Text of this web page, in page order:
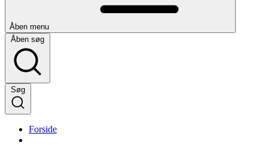
Åben menu
Åben søg
Søg
Forside